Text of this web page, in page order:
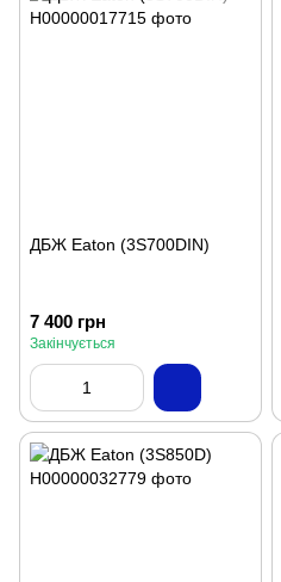
ДБЖ Eaton (3S700DIN)
7 400 грн
Закінчується